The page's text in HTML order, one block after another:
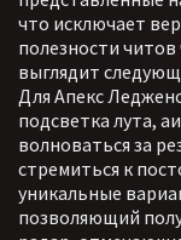
что исключает
полезности читов
выглядит
Для Апекс
подсветка лута,
волноваться за
стремиться к
уникальные
позволяющий